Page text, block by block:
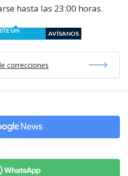
hasta las 23:00 horas.
UN
AVÍSANOS
correcciones